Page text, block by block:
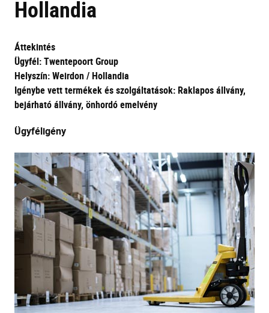
Hollandia
Áttekintés
Ügyfél: Twentepoort Group
Helyszín: Weirdon / Hollandia
Igénybe vett termékek és szolgáltatások: Raklapos állvány,
bejárható állvány, önhordó emelvény
Ügyféligény